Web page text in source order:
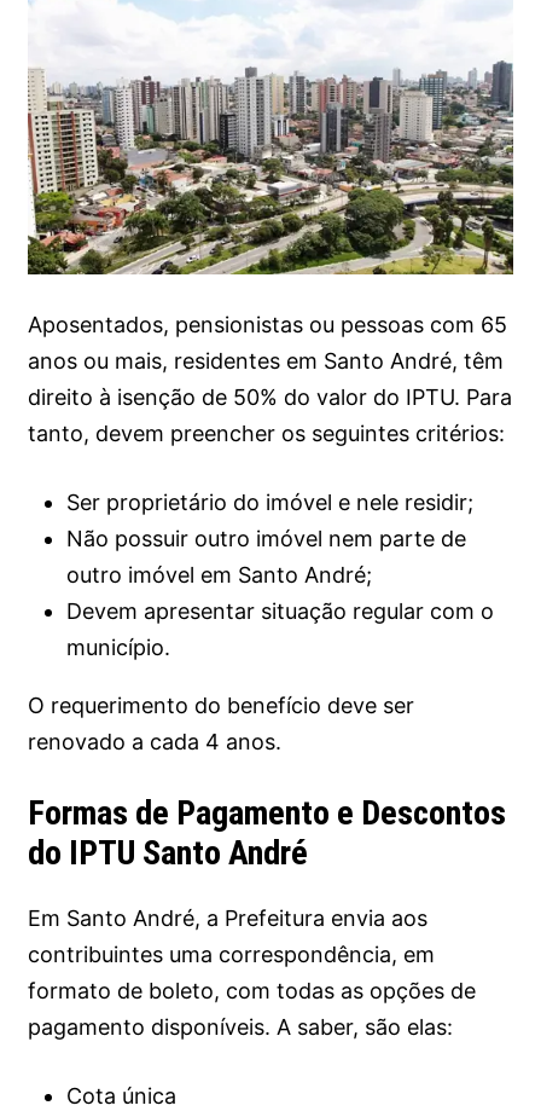
Aposentados, pensionistas ou pessoas com 65
anos ou mais, residentes em Santo André, têm
direito à isenção de 50% do valor do IPTU. Para
tanto, devem preencher os seguintes critérios:
Ser proprietário do imóvel e nele residir;
Não possuir outro imóvel nem parte de
outro imóvel em Santo André;
Devem apresentar situação regular com o
município.
O requerimento do benefício deve ser
renovado a cada 4 anos.
Formas de Pagamento e Descontos
do IPTU Santo André
Em Santo André, a Prefeitura envia aos
contribuintes uma correspondência, em
formato de boleto, com todas as opções de
pagamento disponíveis. A saber, são elas:
Cota única